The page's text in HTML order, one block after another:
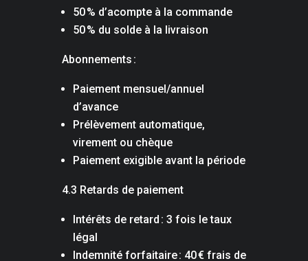
50 % d’acompte à la commande
50 % du solde à la livraison
Abonnements :
Paiement mensuel/annuel
d’avance
Prélèvement automatique,
virement ou chèque
Paiement exigible avant la période
4.3 Retards de paiement
Intérêts de retard : 3 fois le taux
légal
Indemnité forfaitaire : 40 € frais de